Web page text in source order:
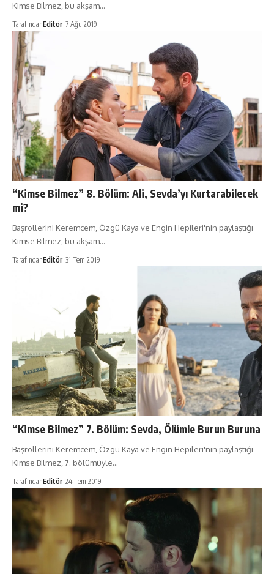
Kimse Bilmez, bu akşam…
TarafındanEditör 7 Ağu 2019
“Kimse Bilmez” 8. Bölüm: Ali, Sevda’yı Kurtarabilecek
mi?
Başrollerini Keremcem, Özgü Kaya ve Engin Hepileri'nin paylaştığı
Kimse Bilmez, bu akşam…
TarafındanEditör 31 Tem 2019
“Kimse Bilmez” 7. Bölüm: Sevda, Ölümle Burun Buruna
Başrollerini Keremcem, Özgü Kaya ve Engin Hepileri'nin paylaştığı
Kimse Bilmez, 7. bölümüyle…
TarafındanEditör 24 Tem 2019